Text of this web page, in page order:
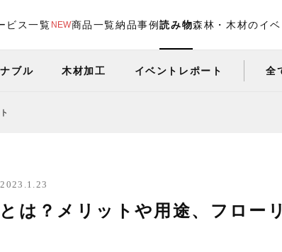
ビス一覧 NEW商品一覧納品事例読み物森林・木材のイベ
ブル 木材加工 イベントレポート 全
2023.1.23
は？メリットや用途、フロー